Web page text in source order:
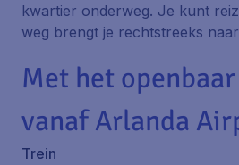
kwartier onderweg. Je kunt
weg brengt je rechtstreeks
Met het
vanaf Arlanda
Trein